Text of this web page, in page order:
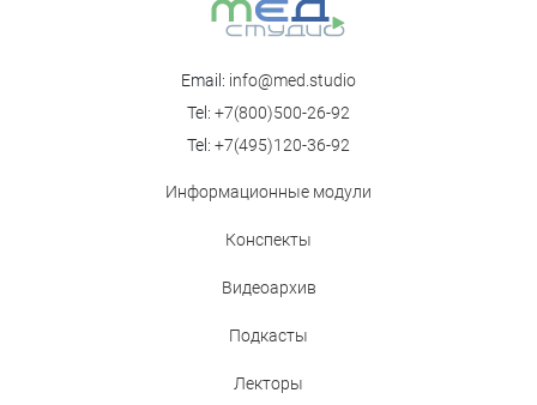
Email: info@med.studio
Tel: +7(800)500-26-92
Tel: +7(495)120-36-92
Информационные модули
Конспекты
Видеоархив
Подкасты
Лекторы